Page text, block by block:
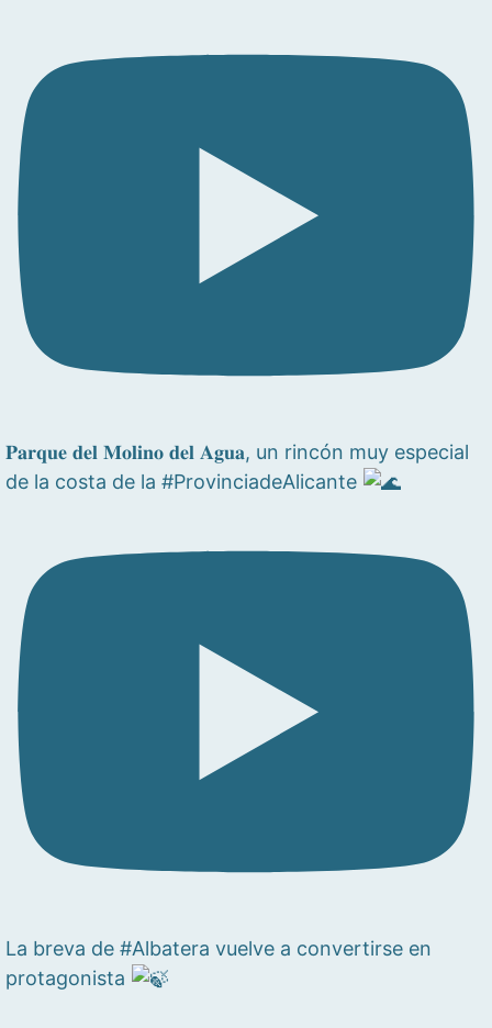
𝐏𝐚𝐫𝐪𝐮𝐞 𝐝𝐞𝐥 𝐌𝐨𝐥𝐢𝐧𝐨 𝐝𝐞𝐥 𝐀𝐠𝐮𝐚, un rincón muy especial
de la costa de la #ProvinciadeAlicante
La breva de #Albatera vuelve a convertirse en
protagonista